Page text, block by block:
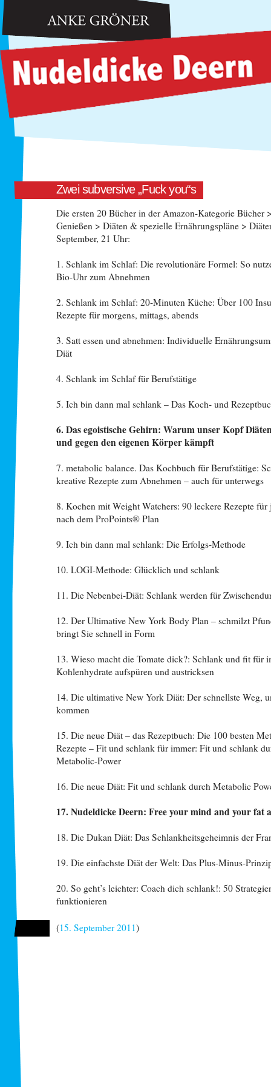
Zwei subversive „Fuck you“s
Die ersten 20 Bücher in der Amazon-Kategorie Bücher
Genießen > Diäten & spezielle Ernährungspläne >
September, 21 Uhr:
1. Schlank im Schlaf: Die revolutionäre Formel: So
Bio-Uhr zum Abnehmen
2. Schlank im Schlaf: 20-Minuten Küche: Über 100
Rezepte für morgens, mittags, abends
3. Satt essen und abnehmen: Individuelle
Diät
4. Schlank im Schlaf für Berufstätige
5. Ich bin dann mal schlank – Das Koch- und
6. Das egoistische Gehirn: Warum unser Kopf
und gegen den eigenen Körper kämpft
7. metabolic balance. Das Kochbuch für Berufstätige:
kreative Rezepte zum Abnehmen – auch für unterwegs
8. Kochen mit Weight Watchers: 90 leckere Rezepte für
nach dem ProPoints® Plan
9. Ich bin dann mal schlank: Die Erfolgs-Methode
10. LOGI-Methode: Glücklich und schlank
11. Die Nebenbei-Diät: Schlank werden für
12. Der Ultimative New York Body Plan – schmilzt
bringt Sie schnell in Form
13. Wieso macht die Tomate dick?: Schlank und fit für
Kohlenhydrate aufspüren und austricksen
14. Die ultimative New York Diät: Der schnellste Weg,
kommen
15. Die neue Diät – das Rezeptbuch: Die 100 besten
Rezepte – Fit und schlank für immer: Fit und schlank
Metabolic-Power
16. Die neue Diät: Fit und schlank durch Metabolic
17. Nudeldicke Deern: Free your mind and your fat
18. Die Dukan Diät: Das Schlankheitsgeheimnis der
19. Die einfachste Diät der Welt: Das Plus-Minus-
20. So geht’s leichter: Coach dich schlank!: 50
funktionieren
(15. September 2011)